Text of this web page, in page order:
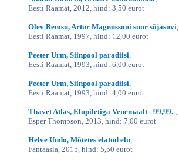
Eesti Raamat, 2012, hind: 3,50 eurot
Olev Remsu, Artur Magnussoni suur sõjasuvi,
Eesti Raamat, 1997, hind: 12,00 eurot
Peeter Urm, Siinpool paradiisi,
Eesti Raamat, 1993, hind: 6,00 eurot
Peeter Urm, Siinpool paradiisi,
Eesti Raamat, 1993, hind: 4,00 eurot
Thavet Atlas, Elupiletiga Venemaalt - 99,99.-,
Esper Thompson, 2013, hind: 7,00 eurot
Helve Undo, Mõtetes elatud elu,
Fantaasia, 2015, hind: 5,50 eurot